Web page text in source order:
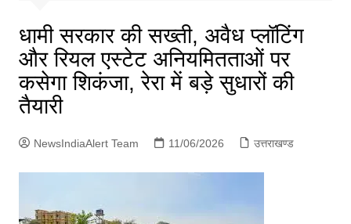
धामी सरकार की सख्ती, अवैध प्लॉटिंग
और रियल एस्टेट अनियमितताओं पर
कसेगा शिकंजा, रेरा में बड़े सुधारों की
तैयारी
NewsIndiaAlert Team 11/06/2026 उत्तराखण्ड